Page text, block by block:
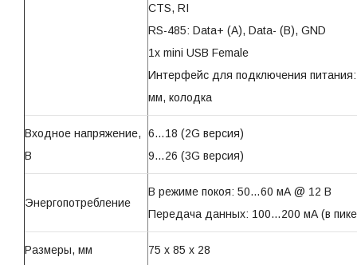
CTS, RI
RS-485: Data+ (A), Data- (B), GND
1x mini USB Female
Интерфейс для подключения
мм, колодка
Входное напряжение,
В
6…18 (2G версия)
9…26 (3G версия)
Энергопотребление
В режиме покоя: 50…60 мА @ 12 В
Передача данных: 100…200 мА (в
Размеры, мм 75 x 85 x 28